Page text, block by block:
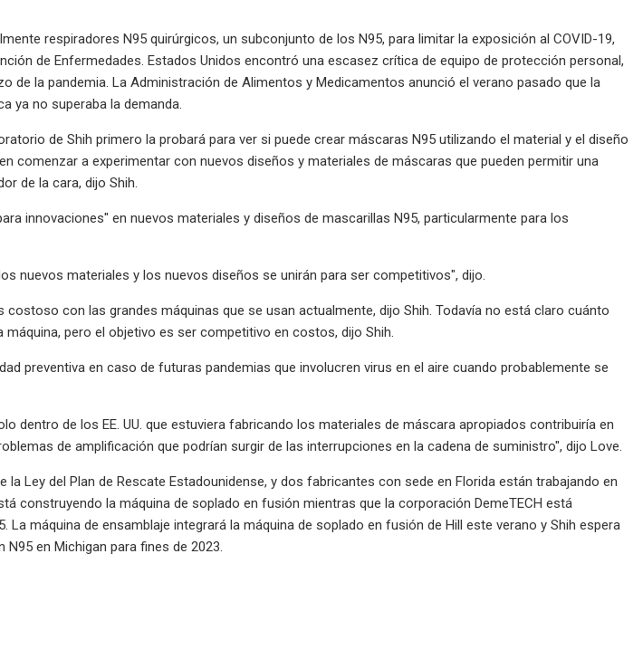
respiradores N95 quirúrgicos, un subconjunto de los N95, para limitar la exposición al COVID-19,
de Enfermedades. Estados Unidos encontró una escasez crítica de equipo de protección personal,
de la pandemia. La Administración de Alimentos y Medicamentos anunció el verano pasado que la
ya no superaba la demanda.
de Shih primero la probará para ver si puede crear máscaras N95 utilizando el material y el diseño
comenzar a experimentar con nuevos diseños y materiales de máscaras que pueden permitir una
de la cara, dijo Shih.
innovaciones" en nuevos materiales y diseños de mascarillas N95, particularmente para los
nuevos materiales y los nuevos diseños se unirán para ser competitivos", dijo.
con las grandes máquinas que se usan actualmente, dijo Shih. Todavía no está claro cuánto
pero el objetivo es ser competitivo en costos, dijo Shih.
preventiva en caso de futuras pandemias que involucren virus en el aire cuando probablemente se
dentro de los EE. UU. que estuviera fabricando los materiales de máscara apropiados contribuiría en
de amplificación que podrían surgir de las interrupciones en la cadena de suministro", dijo Love.
Ley del Plan de Rescate Estadounidense, y dos fabricantes con sede en Florida están trabajando en
construyendo la máquina de soplado en fusión mientras que la corporación DemeTECH está
La máquina de ensamblaje integrará la máquina de soplado en fusión de Hill este verano y Shih espera
en Michigan para fines de 2023.